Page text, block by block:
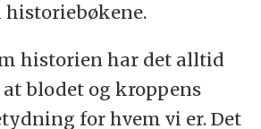
historien har det alltid
blodet og kroppens
for hvem vi er. Det